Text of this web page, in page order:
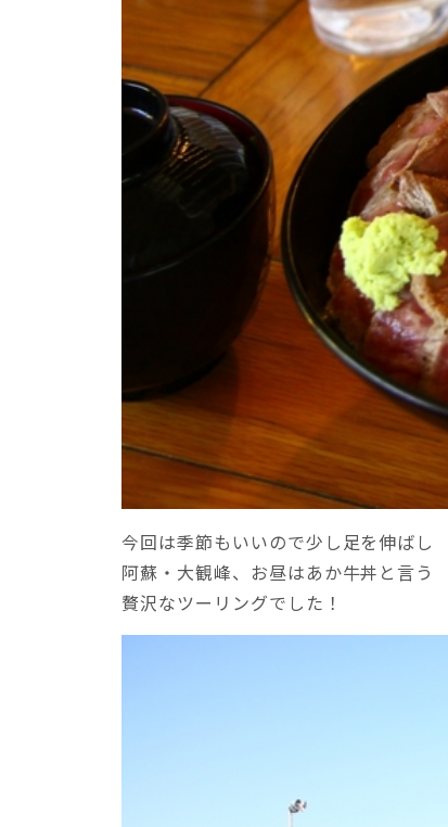
今回は季節もいいので少し足を伸ばし
阿蘇・大観峰、お昼はあか牛丼と言う
贅沢なツーリングでした！